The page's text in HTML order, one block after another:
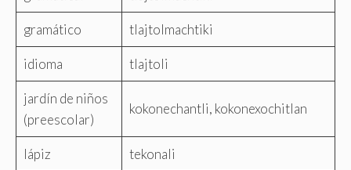
gramático tlajtolmachtiki
idioma tlajtoli
jardín de niños
(preescolar)
kokonechantli, kokonexochitlan
lápiz tekonali